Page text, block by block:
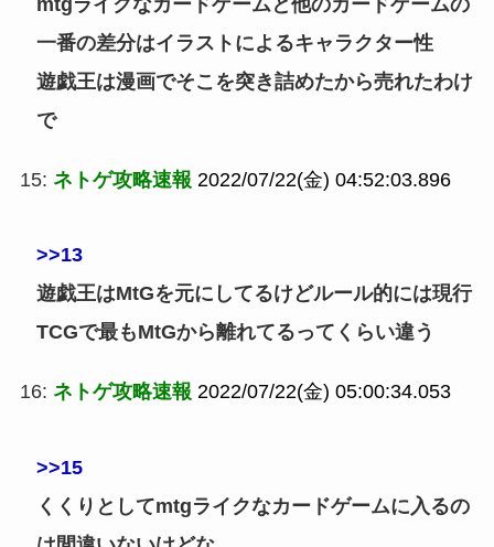
一番の差分はイラストによるキャラクター性
遊戯王は漫画でそこを突き詰めたから売れたわけ
で
15: ネトゲ攻略速報 2022/07/22(金) 04:52:03.896
>>13
遊戯王はMtGを元にしてるけどルール的には現行
TCGで最もMtGから離れてるってくらい違う
16: ネトゲ攻略速報 2022/07/22(金) 05:00:34.053
>>15
くくりとしてmtgライクなカードゲームに入るの